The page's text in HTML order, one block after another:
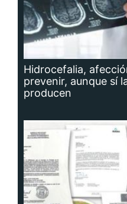
Hidrocefalia,
prevenir, aunque sí
producen